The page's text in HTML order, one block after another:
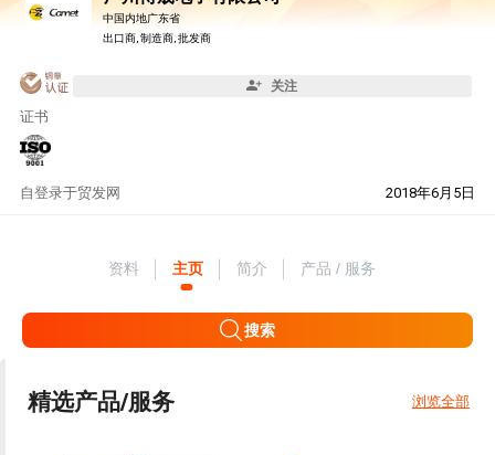
中国内地广东省
出口商, 制造商, 批发商
关注
证书
自 2018年6月5日
登录于贸发网
资料 主页 简介 产品 / 服务
搜索
精选产品/服务 浏览全部